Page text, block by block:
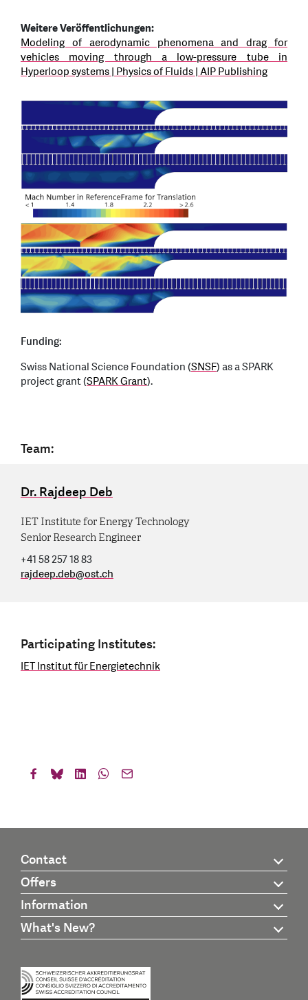
Weitere Veröffentlichungen:
Modeling of aerodynamic phenomena and drag for
vehicles moving through a low-pressure tube in
Hyperloop systems | Physics of Fluids | AIP Publishing
Funding:
Swiss National Science Foundation (SNSF) as a SPARK
project grant (SPARK Grant).
Team:
Dr. Rajdeep Deb
IET Institute for Energy Technology
Senior Research Engineer
+41 58 257 18 83
rajdeep.deb@ost.ch
Participating Institutes:
IET Institut für Energietechnik
Contact
Offers
Information
What's New?